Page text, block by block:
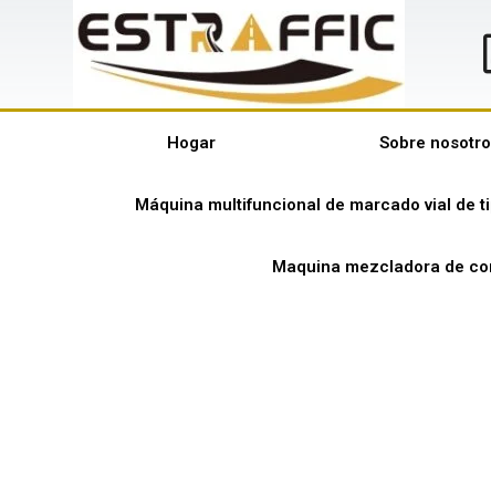
Hogar Sobre
Máquina multifuncional de marcado vial de
Maquina mezcladora de